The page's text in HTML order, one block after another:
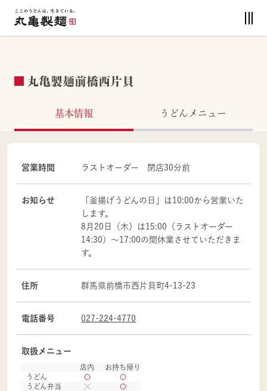
丸亀製麺前橋西片貝
基本情報 うどんメニュー
営業時間 ラストオーダー 閉店30分前
お知らせ
「釜揚げうどんの日」は10:00から営業いた
します。
8月20日（木）は15:00（ラストオーダー
14:30）～17:00の間休業させていただきま
す。
住所 群馬県前橋市西片貝町4-13-23
電話番号 027-224-4770
取扱メニュー
店内
お持ち帰り
うどん
うどん弁当